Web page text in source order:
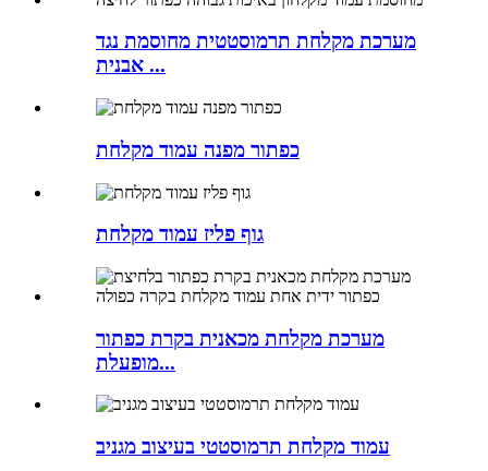
מערכת מקלחת תרמוסטטית מחוסמת נגד
אבנית ...
כפתור מפנה עמוד מקלחת
גוף פליז עמוד מקלחת
מערכת מקלחת מכאנית בקרת כפתור
מופעלת...
עמוד מקלחת תרמוסטטי בעיצוב מגניב